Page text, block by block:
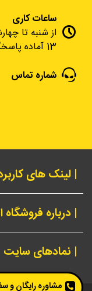
ساعات کاری
13 آماده پاسخگویی به شما هستیم
شماره تماس
| لینک های
| درباره
| نمادهای سایت
مشاوره رایگان و